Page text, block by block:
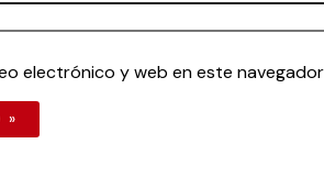
electrónico y web en este